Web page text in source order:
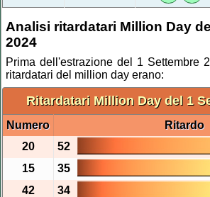
Analisi ritardatari Million Day
2024
Prima dell'estrazione del 1 Settembre
ritardatari del million day erano:
Ritardatari Million Day del 1
Numero
Ritardo
20
52
15
35
42
34